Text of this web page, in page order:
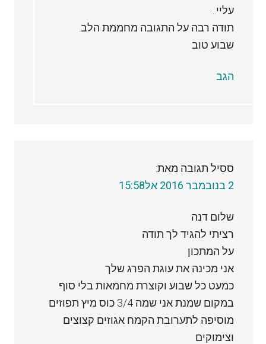
עליי…
תודה רבה על התגובה מחממת הלב.
שבוע טוב
הגב
ססיל תגובה מאת:
2 בנובמבר 2016 אל15:58
שלום דנה
רציתי להגיד לך תודה
על המתכון
אני מכינה את עוגת הפרג שלך
כמעט כל שבוע וקוצרת מחמאות בלי סוף
במקום שמנת אני שמה 3/4 כוס מיץ תפוזים
מוסיפה לתערובת הקמח אגוזים קצוצים
וצימוקים